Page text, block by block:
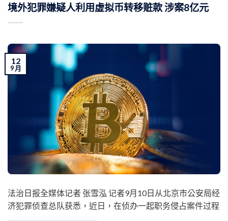
境外犯罪嫌疑人利用虚拟币转移赃款 涉案8亿元
12
9 月
法治日报全媒体记者 张雪泓 记者9月10日从北京市公安局经
济犯罪侦查总队获悉，近日，在侦办一起职务侵占案件过程